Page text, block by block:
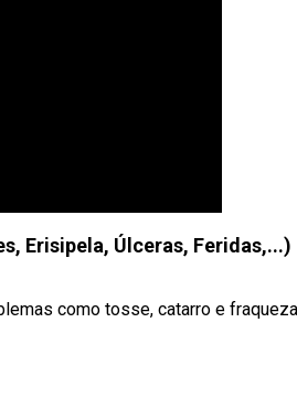
Erisipela, Úlceras, Feridas,...)
como tosse, catarro e